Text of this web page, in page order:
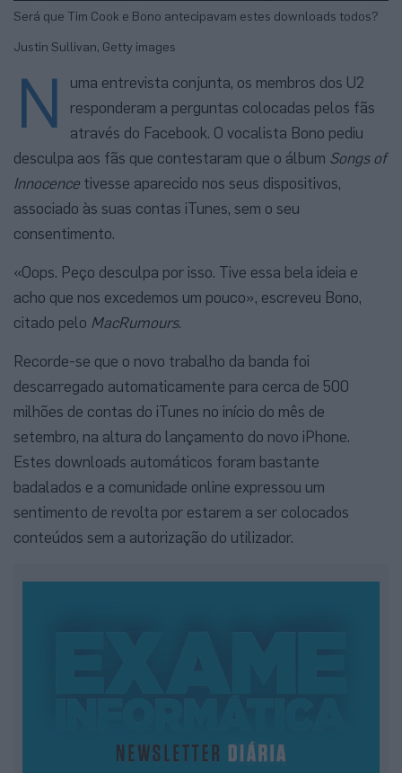
Será que Tim Cook e Bono antecipavam estes downloads todos?
Justin Sullivan, Getty images
N
uma entrevista conjunta, os membros dos U2
responderam a perguntas colocadas pelos fãs
através do Facebook. O vocalista Bono pediu
desculpa aos fãs que contestaram que o álbum Songs of
Innocence tivesse aparecido nos seus dispositivos,
associado às suas contas iTunes, sem o seu
consentimento.
«Oops. Peço desculpa por isso. Tive essa bela ideia e
acho que nos excedemos um pouco», escreveu Bono,
citado pelo MacRumours.
Recorde-se que o novo trabalho da banda foi
descarregado automaticamente para cerca de 500
milhões de contas do iTunes no início do mês de
setembro, na altura do lançamento do novo iPhone.
Estes downloads automáticos foram bastante
badalados e a comunidade online expressou um
sentimento de revolta por estarem a ser colocados
conteúdos sem a autorização do utilizador.